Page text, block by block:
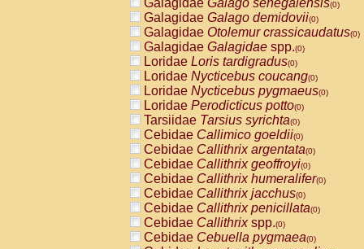
Galagidae Galago senegalensis(0)
Galagidae Galago demidovii(0)
Galagidae Otolemur crassicaudatus(0)
Galagidae Galagidae spp.(0)
Loridae Loris tardigradus(0)
Loridae Nycticebus coucang(0)
Loridae Nycticebus pygmaeus(0)
Loridae Perodicticus potto(0)
Tarsiidae Tarsius syrichta(0)
Cebidae Callimico goeldii(0)
Cebidae Callithrix argentata(0)
Cebidae Callithrix geoffroyi(0)
Cebidae Callithrix humeralifer(0)
Cebidae Callithrix jacchus(0)
Cebidae Callithrix penicillata(0)
Cebidae Callithrixspp.(0)
Cebidae Cebuella pygmaea(0)